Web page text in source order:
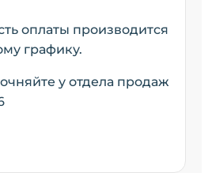
оплаты производится
графику.
у отдела продаж